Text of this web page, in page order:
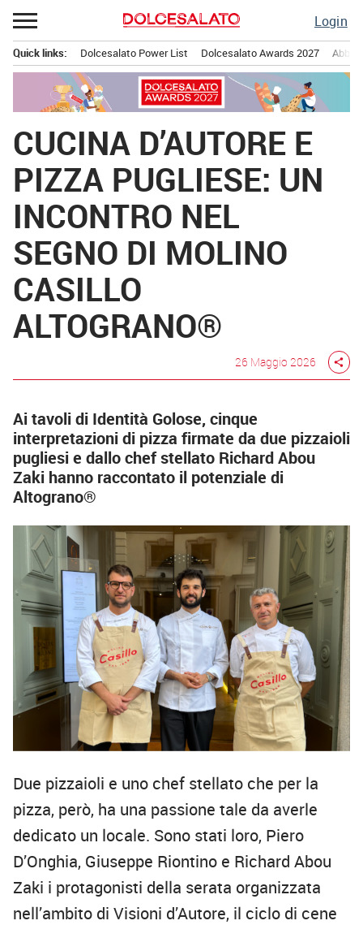
Passa
al
contenuto
Login
principale
Quick links: Dolcesalato Power List Dolcesalato Awards 2027
CUCINA D’AUTORE E
PIZZA PUGLIESE: UN
INCONTRO NEL
SEGNO DI MOLINO
CASILLO
ALTOGRANO®
26 Maggio 2026 share
Ai tavoli di Identità Golose, cinque
interpretazioni di pizza firmate da due pizzaioli
pugliesi e dallo chef stellato Richard Abou
Zaki hanno raccontato il potenziale di
Altograno®
Due pizzaioli e uno chef stellato che per la
pizza, però, ha una passione tale da averle
dedicato un locale. Sono stati loro, Piero
D’Onghia, Giuseppe Riontino e Richard Abou
Zaki i protagonisti della serata organizzata
nell’ambito di Visioni d’Autore, il ciclo di cene